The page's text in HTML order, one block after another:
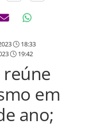
18:33
19:42
reúne
em
ano;